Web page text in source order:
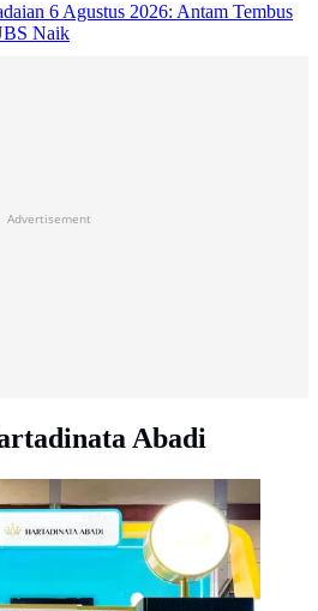
6 Agustus 2026: Antam Tembus
Naik
Advertisement
Abadi